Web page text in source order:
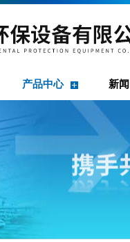
产品中心 新